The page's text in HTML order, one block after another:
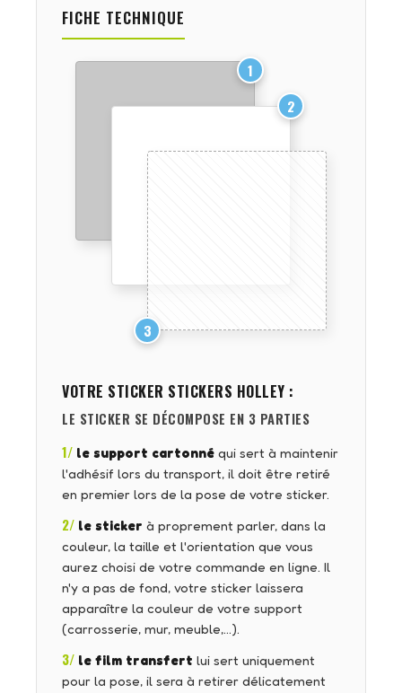
FICHE TECHNIQUE
1
2
3
VOTRE STICKER STICKERS HOLLEY :
LE STICKER SE DÉCOMPOSE EN 3 PARTIES
1/ le support cartonné qui sert à maintenir
l'adhésif lors du transport, il doit être retiré
en premier lors de la pose de votre sticker.
2/ le sticker à proprement parler, dans la
couleur, la taille et l'orientation que vous
aurez choisi de votre commande en ligne. Il
n'y a pas de fond, votre sticker laissera
apparaître la couleur de votre support
(carrosserie, mur, meuble,…).
3/ le film transfert lui sert uniquement
pour la pose, il sera à retirer délicatement